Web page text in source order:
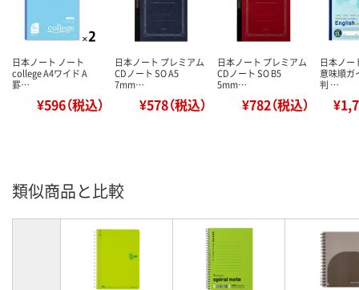
日本ノート ノート
college A4ワイド A
罫…
¥596（税込）
日本ノート プレミアム
CDノート SO A5
7mm…
¥578（税込）
日本ノート プレミアム
CDノート SO B5
5mm…
¥782（税込）
日本ノー
意味順ガ
判 …
類似商品と比較